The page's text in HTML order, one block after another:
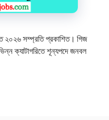
২০২৬ সম্প্রতি প্রকাশিত। গিজ
ক্যাটাগরিতে শূন্যপদে জনবল